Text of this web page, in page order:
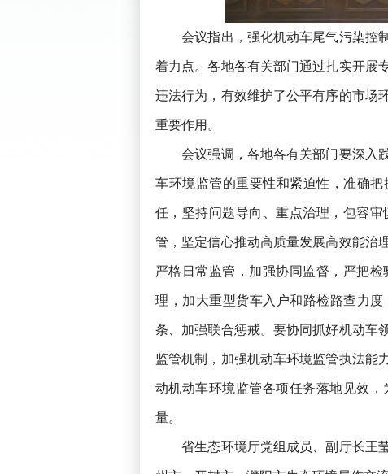
会议指出，强化机动车尾气污染控制
着力点。各地各有关部门通过扎实开展
违法行为，有效维护了公平有序的市场
重要作用。
会议强调，各地各有关部门要深入践
车环境监管的重要性和紧迫性，准确
任，坚持问题导向、重点治理，包容
管，坚定信心推动高质量发展高效能治
严格日常监管，加强协同监督，严把
理，加大重型货车入户和路检路查力
条、加强联合惩戒。要协同抓好机动车
监管机制，加强机动车环境监管执法能
动机动车环境监管各项任务落地见效
量。
省生态环境厅党组成员、副厅长王莹